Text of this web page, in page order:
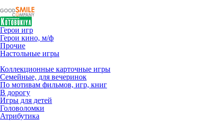
Герои игр
Герои кино, м/ф
Прочие
Настольные игры
Коллекционные карточные игры
Семейные, для вечеринок
По мотивам фильмов, игр, книг
В дорогу
Игры для детей
Головоломки
Атрибутика